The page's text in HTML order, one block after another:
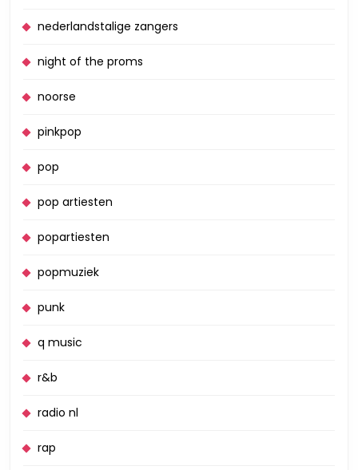
nederlandstalige zangers
night of the proms
noorse
pinkpop
pop
pop artiesten
popartiesten
popmuziek
punk
q music
r&b
radio nl
rap